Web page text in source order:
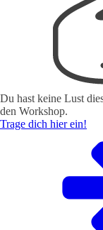
Du hast keine Lust
den Workshop.
Trage dich hier ein!